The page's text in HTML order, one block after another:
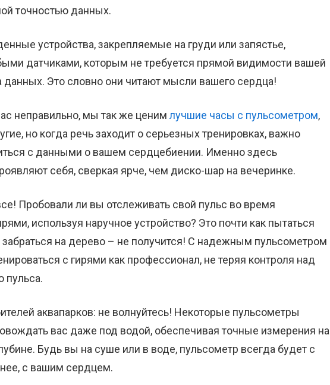
точностью данных.
устройства, закрепляемые на груди или запястье,
датчиками, которым не требуется прямой видимости вашей
данных. Это словно они читают мысли вашего сердца!
неправильно, мы так же ценимлучшие часы с пульсометром,
но когда речь заходит о серьезных тренировках, важно
с данными о вашем сердцебиении. Именно здесь
себя, сверкая ярче, чем диско-шар на вечеринке.
Пробовали ли вы отслеживать свой пульс во время
используя наручное устройство? Это почти как пытаться
забраться на дерево – не получится! С надежным пульсометром
с гирями как профессионал, не теряя контроля над
пульса.
аквапарков: не волнуйтесь! Некоторые пульсометры
вас даже под водой, обеспечивая точные измерения на
Будь вы на суше или в воде, пульсометр всегда будет с
с вашим сердцем.